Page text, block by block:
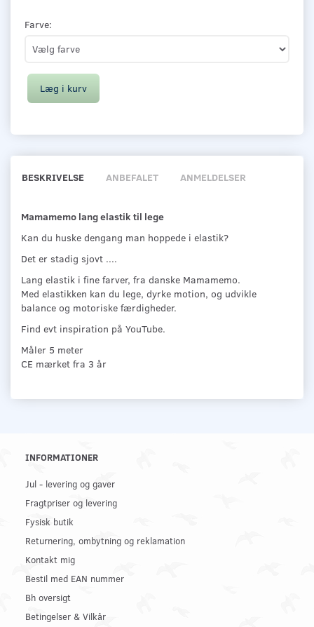
Farve:
Læg i kurv
BESKRIVELSE ANBEFALET ANMELDELSER
Mamamemo lang elastik til lege
Kan du huske dengang man hoppede i elastik?
Det er stadig sjovt ....
Lang elastik i fine farver, fra danske Mamamemo.
Med elastikken kan du lege, dyrke motion, og udvikle
balance og motoriske færdigheder.
Find evt inspiration på YouTube.
Måler 5 meter
CE mærket fra 3 år
INFORMATIONER
Jul - levering og gaver
Fragtpriser og levering
Fysisk butik
Returnering, ombytning og reklamation
Kontakt mig
Bestil med EAN nummer
Bh oversigt
Betingelser & Vilkår